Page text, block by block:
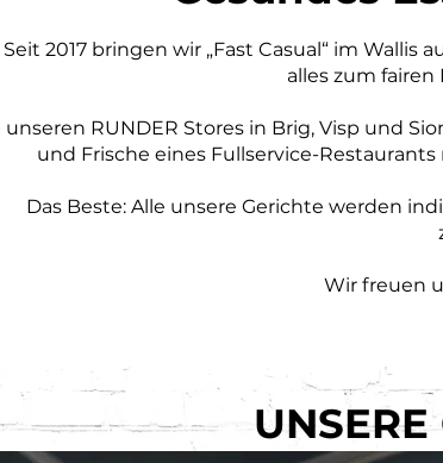
Seit 2017 bringen wir „Fast Casual“ im Wallis
alles zum fairen
unseren RUNDER Stores in Brig, Visp und
und Frische eines Fullservice-
Das Beste: Alle unsere Gerichte werden
Wir freuen
UNSERE